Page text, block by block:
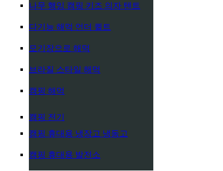
나무 행잉 캠핑 키즈 의자 텐트
다기능 해먹 언더 퀼트
모기장으로 해먹
브라질 스타일 해먹
캠핑 해먹
캠핑 전기
캠핑 휴대용 냉장고 냉동고
캠핑 휴대용 발전소